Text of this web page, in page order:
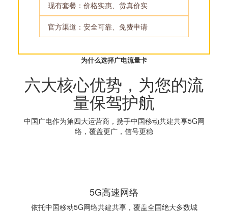
现有套餐：价格实惠、货真价实
官方渠道：安全可靠、免费申请
为什么选择广电流量卡
六大核心优势，为您的流
量保驾护航
中国广电作为第四大运营商，携手中国移动共建共享5G网
络，覆盖更广，信号更稳
5G高速网络
依托中国移动5G网络共建共享，覆盖全国绝大多数城